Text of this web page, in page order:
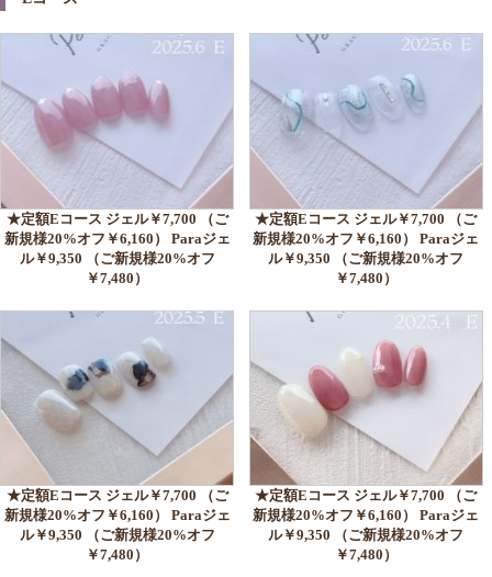
★定額Eコース ジェル￥7,700 （ご
新規様20%オフ￥6,160） Paraジェ
ル￥9,350 （ご新規様20%オフ
￥7,480）
★定額Eコース ジェル￥7,700 （ご
新規様20%オフ￥6,160） Paraジェ
ル￥9,350 （ご新規様20%オフ
￥7,480）
★定額Eコース ジェル￥7,700 （ご
新規様20%オフ￥6,160） Paraジェ
ル￥9,350 （ご新規様20%オフ
￥7,480）
★定額Eコース ジェル￥7,700 （ご
新規様20%オフ￥6,160） Paraジェ
ル￥9,350 （ご新規様20%オフ
￥7,480）